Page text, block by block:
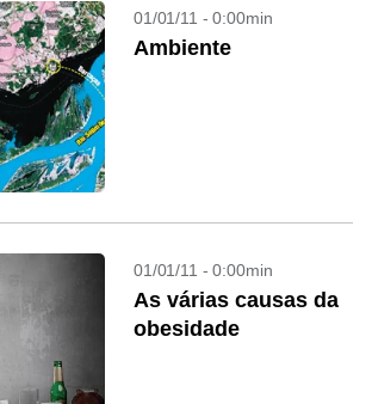
01/01/11 - 0:00min
Ambiente
01/01/11 - 0:00min
As várias causas da
obesidade